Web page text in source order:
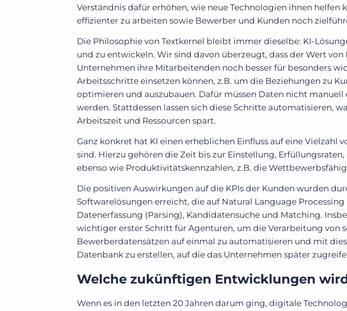
Verständnis dafür erhöhen, wie neue Technologien ihnen helfen
effizienter zu arbeiten sowie Bewerber und Kunden noch
Die Philosophie von Textkernel bleibt immer dieselbe: KI-
und zu entwickeln. Wir sind davon überzeugt, dass der Wert von
Unternehmen ihre Mitarbeitenden noch besser für besonders
Arbeitsschritte einsetzen können, z.B. um die Beziehungen zu
optimieren und auszubauen. Dafür müssen Daten nicht
werden. Stattdessen lassen sich diese Schritte automatisieren,
Arbeitszeit und Ressourcen spart.
Ganz konkret hat KI einen erheblichen Einfluss auf eine Vielzahl
sind. Hierzu gehören die Zeit bis zur Einstellung,
ebenso wie Produktivitätskennzahlen, z.B. die
Die positiven Auswirkungen auf die KPIs der Kunden wurden
Softwarelösungen erreicht, die auf Natural Language
Datenerfassung (Parsing), Kandidatensuche und Matching.
wichtiger erster Schritt für Agenturen, um die Verarbeitung von
Bewerberdatensätzen auf einmal zu automatisieren und mit
Datenbank zu erstellen, auf die das Unternehmen später
Welche zukünftigen Entwicklungen
Wenn es in den letzten 20 Jahren darum ging, digitale